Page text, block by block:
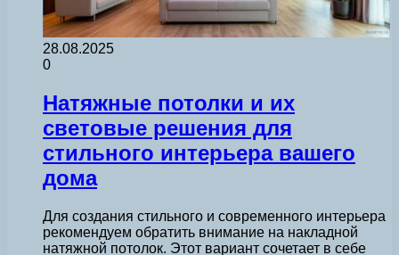
28.08.2025
0
Натяжные потолки и их
световые решения для
стильного интерьера вашего
дома
Для создания стильного и современного интерьера
рекомендуем обратить внимание на накладной
натяжной потолок. Этот вариант сочетает в себе